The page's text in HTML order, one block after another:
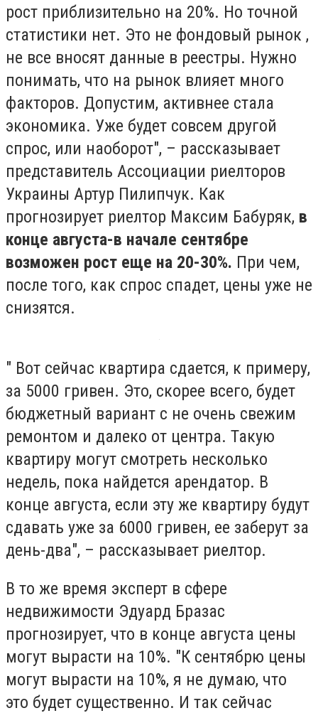
рост приблизительно на 20%. Но точной
статистики нет. Это не фондовый рынок ,
не все вносят данные в реестры. Нужно
понимать, что на рынок влияет много
факторов. Допустим, активнее стала
экономика. Уже будет совсем другой
спрос, или наоборот", – рассказывает
представитель Ассоциации риелторов
Украины Артур Пилипчук. Как
прогнозирует риелтор Максим Бабуряк, в
конце августа-в начале сентябре
возможен рост еще на 20-30%. При чем,
после того, как спрос спадет, цены уже не
снизятся.
" Вот сейчас квартира сдается, к примеру,
за 5000 гривен. Это, скорее всего, будет
бюджетный вариант с не очень свежим
ремонтом и далеко от центра. Такую
квартиру могут смотреть несколько
недель, пока найдется арендатор. В
конце августа, если эту же квартиру будут
сдавать уже за 6000 гривен, ее заберут за
день-два", – рассказывает риелтор.
В то же время эксперт в сфере
недвижимости Эдуард Бразас
прогнозирует, что в конце августа цены
могут вырасти на 10%. "К сентябрю цены
могут вырасти на 10%, я не думаю, что
это будет существенно. И так сейчас